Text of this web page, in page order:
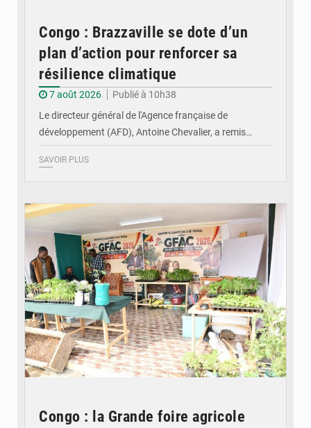
Congo : Brazzaville se dote d’un
plan d’action pour renforcer sa
résilience climatique
7 août 2026
Publié à 10h38
Le directeur général de l'Agence française de
développement (AFD), Antoine Chevalier, a remis…
SAVOIR PLUS
Congo : la Grande foire agricole